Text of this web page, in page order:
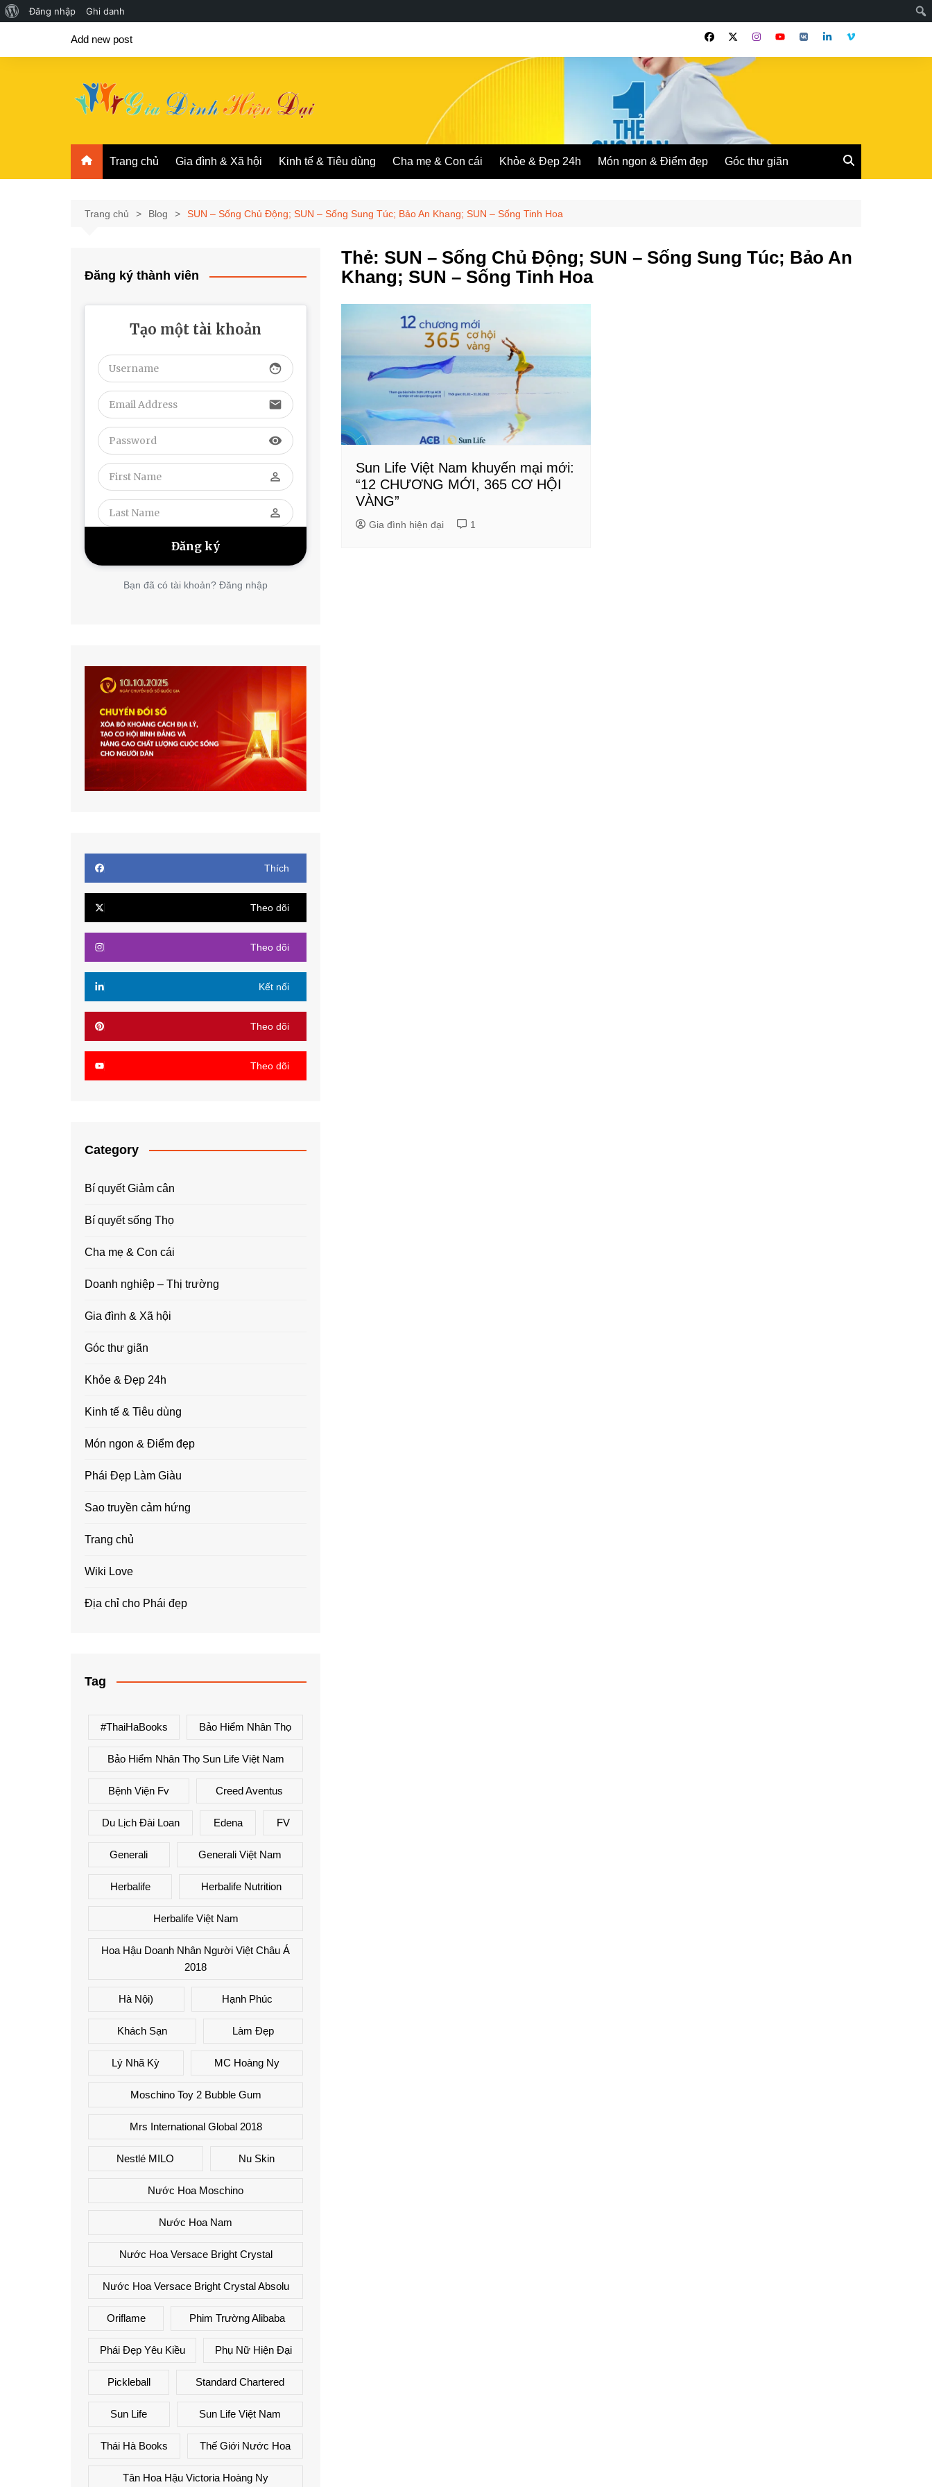
Giới
về
Đăng nhập Ghi danh
Add new post
Trang chủ Gia đình & Xã hội Kinh tế & Tiêu dùng Cha mẹ & Con cái Khỏe & Đẹp 24h Món ngon & Điểm đẹp Góc thư giãn
Trang chủ Blog SUN – Sống Chủ Động; SUN – Sống Sung Túc; Bảo An Khang; SUN – Sống Tinh Hoa
Thẻ: SUN – Sống Chủ Động; SUN – Sống Sung Túc; Bảo An
Khang; SUN – Sống Tinh Hoa
Sun Life Việt Nam khuyến mại mới:
“12 CHƯƠNG MỚI, 365 CƠ HỘI
VÀNG”
Gia đình hiện đại 1
Đăng ký thành viên
Tạo một tài khoản
face
email
visibility
perm_identity
perm_identity
Bạn đã có tài khoản? Đăng nhập
Thích
Theo dõi
Theo dõi
Kết nối
Theo dõi
Theo dõi
Category
Bí quyết Giảm cân
Bí quyết sống Thọ
Cha mẹ & Con cái
Doanh nghiệp – Thị trường
Gia đình & Xã hội
Góc thư giãn
Khỏe & Đẹp 24h
Kinh tế & Tiêu dùng
Món ngon & Điểm đẹp
Phái Đẹp Làm Giàu
Sao truyền cảm hứng
Trang chủ
Wiki Love
Địa chỉ cho Phái đẹp
Tag
#ThaiHaBooks Bảo Hiểm Nhân Thọ
Bảo Hiểm Nhân Thọ Sun Life Việt Nam
Bệnh Viện Fv Creed Aventus
Du Lịch Đài Loan Edena FV
Generali Generali Việt Nam
Herbalife Herbalife Nutrition
Herbalife Việt Nam
Hoa Hậu Doanh Nhân Người Việt Châu Á
2018
Hà Nội) Hạnh Phúc
Khách Sạn Làm Đẹp
Lý Nhã Kỳ MC Hoàng Ny
Moschino Toy 2 Bubble Gum
Mrs International Global 2018
Nestlé MILO Nu Skin
Nước Hoa Moschino
Nước Hoa Nam
Nước Hoa Versace Bright Crystal
Nước Hoa Versace Bright Crystal Absolu
Oriflame Phim Trường Alibaba
Phái Đẹp Yêu Kiều Phụ Nữ Hiện Đại
Pickleball Standard Chartered
Sun Life Sun Life Việt Nam
Thái Hà Books Thế Giới Nước Hoa
Tân Hoa Hậu Victoria Hoàng Ny